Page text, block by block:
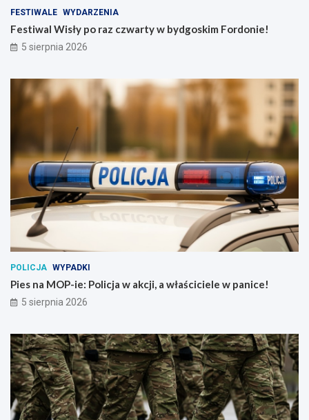
FESTIWALE WYDARZENIA
Festiwal Wisły po raz czwarty w bydgoskim Fordonie!
5 sierpnia 2026
POLICJA WYPADKI
Pies na MOP-ie: Policja w akcji, a właściciele w panice!
5 sierpnia 2026